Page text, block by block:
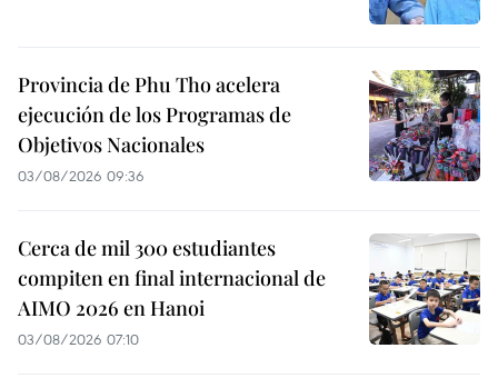
Provincia de Phu Tho acelera
ejecución de los Programas de
Objetivos Nacionales
03/08/2026 09:36
Cerca de mil 300 estudiantes
compiten en final internacional de
AIMO 2026 en Hanoi
03/08/2026 07:10